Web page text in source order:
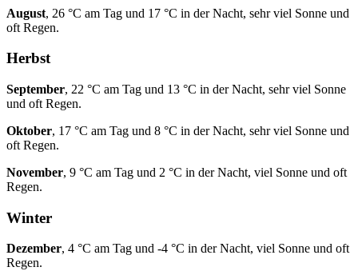
August, 26 °C am Tag und 17 °C in der Nacht, sehr viel Sonne und
oft Regen.
Herbst
September, 22 °C am Tag und 13 °C in der Nacht, sehr viel Sonne
und oft Regen.
Oktober, 17 °C am Tag und 8 °C in der Nacht, sehr viel Sonne und
oft Regen.
November, 9 °C am Tag und 2 °C in der Nacht, viel Sonne und oft
Regen.
Winter
Dezember, 4 °C am Tag und -4 °C in der Nacht, viel Sonne und oft
Regen.